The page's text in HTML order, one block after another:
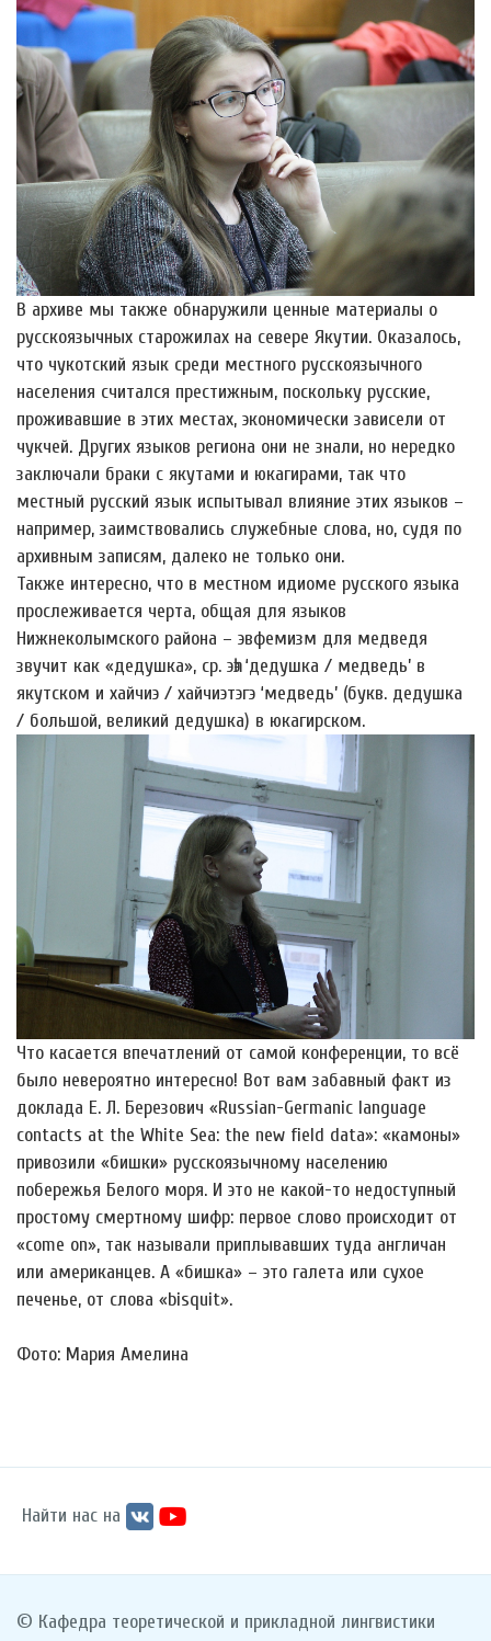
В архиве мы также обнаружили ценные материалы о
русскоязычных старожилах на севере Якутии. Оказалось,
что чукотский язык среди местного русскоязычного
населения считался престижным, поскольку русские,
проживавшие в этих местах, экономически зависели от
чукчей. Других языков региона они не знали, но нередко
заключали браки с якутами и юкагирами, так что
местный русский язык испытывал влияние этих языков –
например, заимствовались служебные слова, но, судя по
архивным записям, далеко не только они.
Также интересно, что в местном идиоме русского языка
прослеживается черта, общая для языков
Нижнеколымского района – эвфемизм для медведя
звучит как «дедушка», ср. эһэ ‘дедушка / медведь’ в
якутском и хайчиэ / хайчиэтэгэ ‘медведь’ (букв. дедушка
/ большой, великий дедушка) в юкагирском.
Что касается впечатлений от самой конференции, то всё
было невероятно интересно! Вот вам забавный факт из
доклада Е. Л. Березович «Russian-Germanic language
contacts at the White Sea: the new field data»: «камоны»
привозили «бишки» русскоязычному населению
побережья Белого моря. И это не какой-то недоступный
простому смертному шифр: первое слово происходит от
«come on», так называли приплывавших туда англичан
или американцев. А «бишка» – это галета или сухое
печенье, от слова «bisquit».
Фото: Мария Амелина
Найти нас на
© Кафедра теоретической и прикладной лингвистики